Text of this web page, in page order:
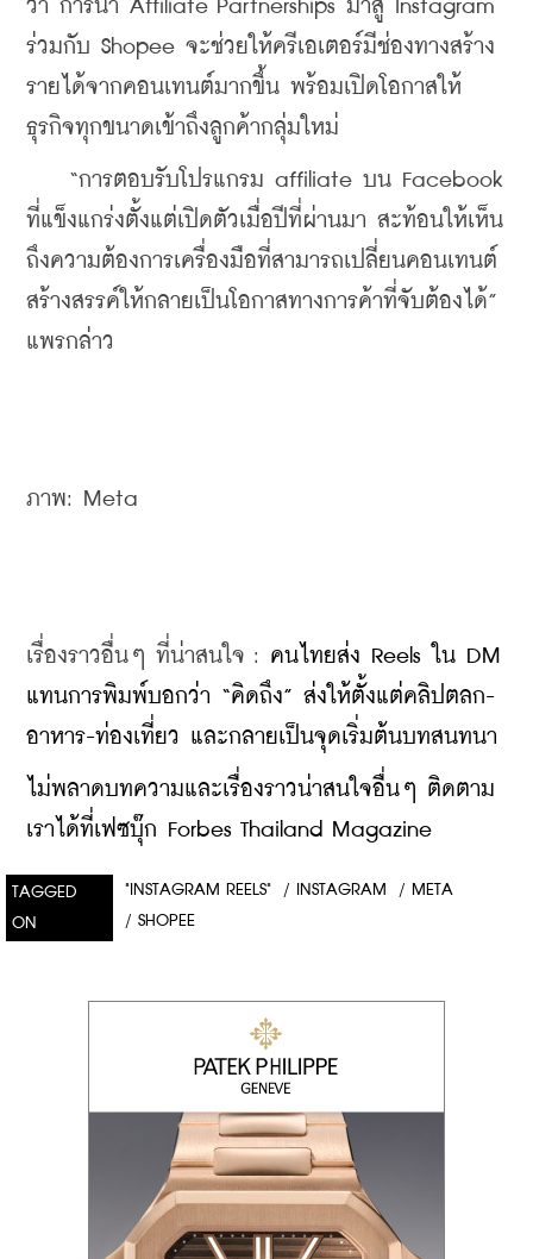
ว่า การนำ Affiliate Partnerships มาสู่ Instagram
ร่วมกับ Shopee จะช่วยให้ครีเอเตอร์มีช่องทางสร้าง
รายได้จากคอนเทนต์มากขึ้น พร้อมเปิดโอกาสให้
ธุรกิจทุกขนาดเข้าถึงลูกค้ากลุ่มใหม่
“การตอบรับโปรแกรม affiliate บน Facebook
ที่แข็งแกร่งตั้งแต่เปิดตัวเมื่อปีที่ผ่านมา สะท้อนให้เห็น
ถึงความต้องการเครื่องมือที่สามารถเปลี่ยนคอนเทนต์
สร้างสรรค์ให้กลายเป็นโอกาสทางการค้าที่จับต้องได้”
แพรกล่าว
ภาพ: Meta
เรื่องราวอื่นๆ ที่น่าสนใจ : คนไทยส่ง Reels ใน DM
แทนการพิมพ์บอกว่า “คิดถึง” ส่งให้ตั้งแต่คลิปตลก-
อาหาร-ท่องเที่ยว และกลายเป็นจุดเริ่มต้นบทสนทนา
​ไม่พลาดบทความและเรื่องราวน่าสนใจอื่นๆ ติดตาม
เราได้ที่เฟซบุ๊ก Forbes Thailand Magazine
TAGGED
ON
"INSTAGRAM REELS" / INSTAGRAM / META
/ SHOPEE